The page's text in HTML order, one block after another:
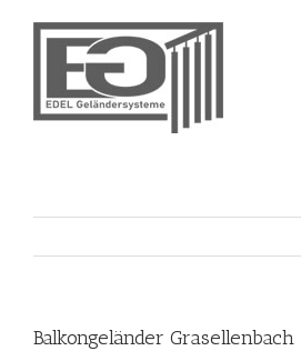
Balkongeländer